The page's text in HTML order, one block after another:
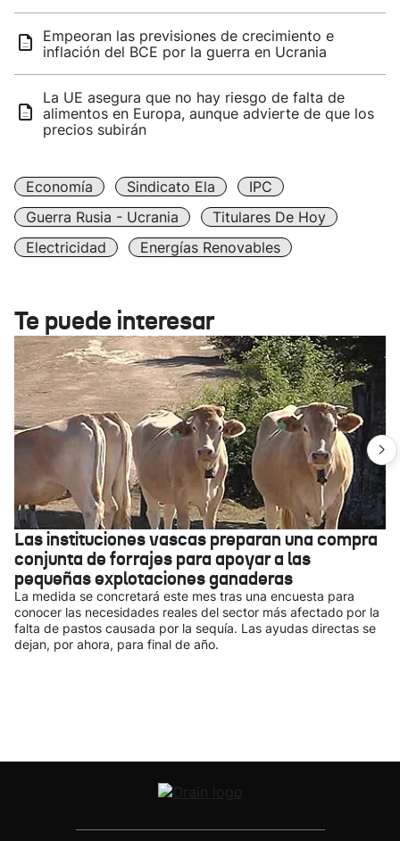
Empeoran las previsiones de crecimiento e
inflación del BCE por la guerra en Ucrania
La UE asegura que no hay riesgo de falta de
alimentos en Europa, aunque advierte de que los
precios subirán
Economía Sindicato Ela
IPC
Guerra Rusia - Ucrania
Titulares De Hoy
Electricidad
Energías Renovables
Te puede interesar
Las instituciones vascas preparan una compra
conjunta de forrajes para apoyar a las
pequeñas explotaciones ganaderas
La medida se concretará este mes tras una encuesta para
conocer las necesidades reales del sector más afectado por la
falta de pastos causada por la sequía. Las ayudas directas se
dejan, por ahora, para final de año.